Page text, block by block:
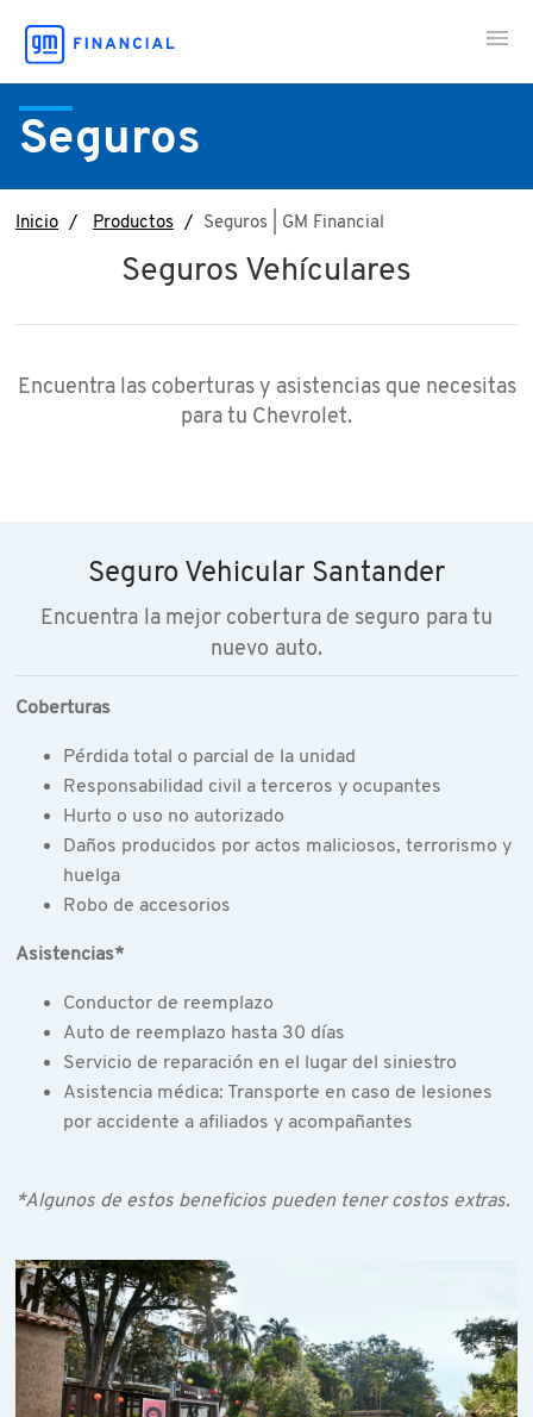
Seguros
Inicio Productos Seguros | GM Financial
Seguros Vehículares
Encuentra las coberturas y asistencias que necesitas
para tu Chevrolet.
Seguro Vehicular Santander
Encuentra la mejor cobertura de seguro para tu
nuevo auto.
Coberturas
Pérdida total o parcial de la unidad
Responsabilidad civil a terceros y ocupantes
Hurto o uso no autorizado
Daños producidos por actos maliciosos, terrorismo y
huelga
Robo de accesorios
Asistencias*
Conductor de reemplazo
Auto de reemplazo hasta 30 días
Servicio de reparación en el lugar del siniestro
Asistencia médica: Transporte en caso de lesiones
por accidente a afiliados y acompañantes
*Algunos de estos beneficios pueden tener costos extras.